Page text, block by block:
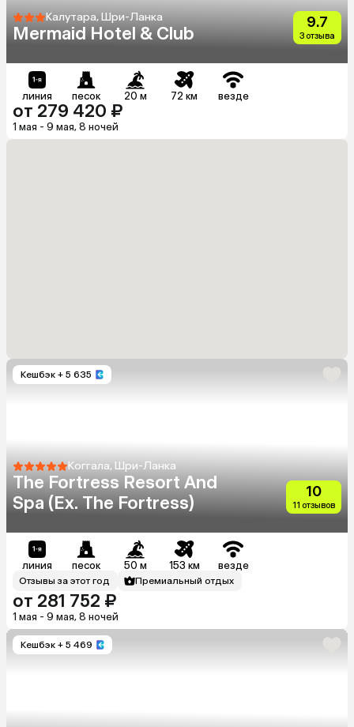
Калутара, Шри-Ланка
Mermaid Hotel & Club
9.7
3 отзыва
линия песок 20 м 72 км везде
от 279 420 ₽
1 мая - 9 мая, 8 ночей
Кешбэк + 5 635
Коггала, Шри-Ланка
The Fortress Resort And
Spa (Ex. The Fortress)
10
11 отзывов
линия песок 50 м 153 км везде
Отзывы за этот год Премиальный отдых
от 281 752 ₽
1 мая - 9 мая, 8 ночей
Кешбэк + 5 469